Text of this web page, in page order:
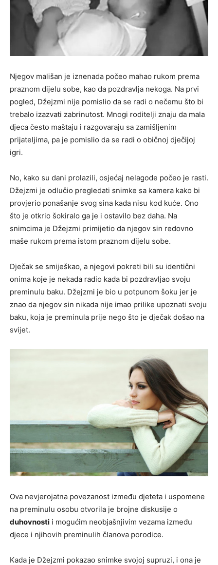
Njegov mališan je iznenada počeo mahao rukom prema
praznom dijelu sobe, kao da pozdravlja nekoga. Na prvi
pogled, Džejzmi nije pomislio da se radi o nečemu što bi
trebalo izazvati zabrinutost. Mnogi roditelji znaju da mala
djeca često maštaju i razgovaraju sa zamišljenim
prijateljima, pa je pomislio da se radi o običnoj dječijoj
igri.
No, kako su dani prolazili, osjećaj nelagode počeo je rasti.
Džejzmi je odlučio pregledati snimke sa kamera kako bi
provjerio ponašanje svog sina kada nisu kod kuće. Ono
što je otkrio šokiralo ga je i ostavilo bez daha. Na
snimcima je Džejzmi primijetio da njegov sin redovno
maše rukom prema istom praznom dijelu sobe.
Dječak se smiješkao, a njegovi pokreti bili su identični
onima koje je nekada radio kada bi pozdravljao svoju
preminulu baku. Džejzmi je bio u potpunom šoku jer je
znao da njegov sin nikada nije imao prilike upoznati svoju
baku, koja je preminula prije nego što je dječak došao na
svijet.
Ova nevjerojatna povezanost između djeteta i uspomene
na preminulu osobu otvorila je brojne diskusije o
duhovnosti i mogućim neobjašnjivim vezama između
djece i njihovih preminulih članova porodice.
Kada je Džejzmi pokazao snimke svojoj supruzi, i ona je